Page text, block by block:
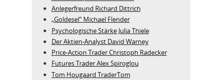
Anlegerfreund Richard Dittrich
„Goldesel“ Michael Flender
Psychologische Stärke Julia Thiele
Der Aktien-Analyst David Warney
Price-Action Trader Christoph Radecker
Futures Trader Alex Spiroglou
Tom Hougaard TraderTom